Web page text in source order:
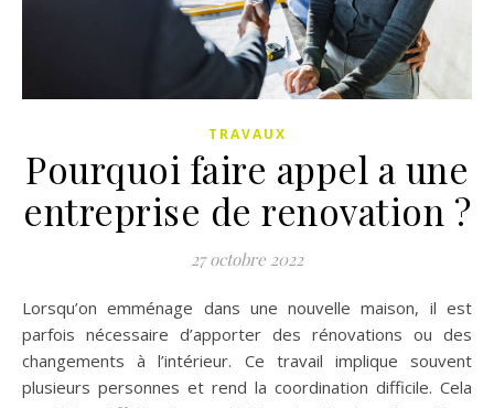
TRAVAUX
Pourquoi faire appel a une
entreprise de renovation ?
27 octobre 2022
Lorsqu’on emménage dans une nouvelle maison, il est
parfois nécessaire d’apporter des rénovations ou des
changements à l’intérieur. Ce travail implique souvent
plusieurs personnes et rend la coordination difficile. Cela